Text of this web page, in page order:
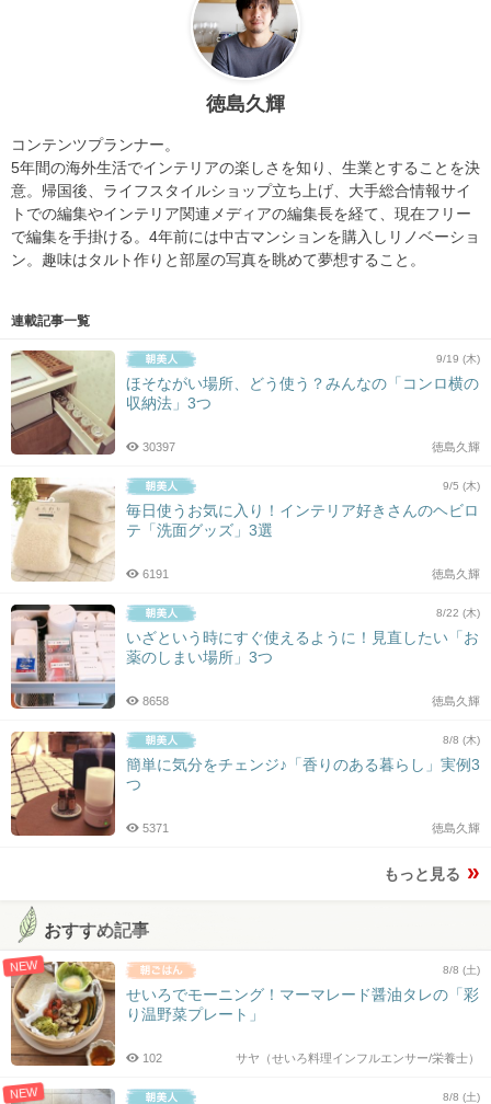
徳島久輝
コンテンツプランナー。
5年間の海外生活でインテリアの楽しさを知り、 生業とすることを決
意。帰国後、 ライフスタイルショップ立ち上げ、 大手総合情報サイ
トでの編集やインテリア関連メディアの編集長を経て、現在フリー
で編集を手掛ける。 4年前には中古マンションを購入しリノベーショ
ン。 趣味はタルト作りと部屋の写真を眺めて夢想すること。
連載記事一覧
9/19 (木)
ほそながい場所、どう使う？みんなの「コンロ横の
収納法」3つ
徳島久輝
30397
9/5 (木)
毎日使うお気に入り！インテリア好きさんのヘビロ
テ「洗面グッズ」3選
徳島久輝
6191
8/22 (木)
いざという時にすぐ使えるように！見直したい「お
薬のしまい場所」3つ
徳島久輝
8658
8/8 (木)
簡単に気分をチェンジ♪「香りのある暮らし」実例3
つ
徳島久輝
5371
もっと見る
おすすめ記事
NEW 8/8 (土)
せいろでモーニング！マーマレード醤油タレの「彩
り温野菜プレート」
サヤ（せいろ料理インフルエンサー/栄養士）
102
NEW 8/8 (土)